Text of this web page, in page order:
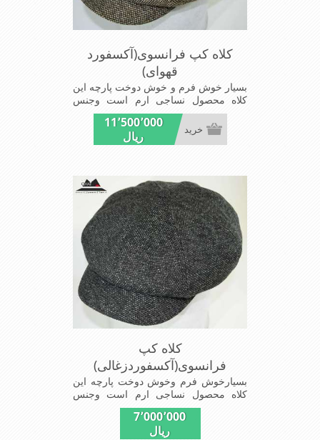
کلاه کپ فرانسوی(آکسفورد
قهوای)
بسیار خوش فرم و خوش دوخت پارچه این
کلاه محصول نساجی ارم است وجنس
پارچه این کلاه ضخامت پالتو رادارامی
باشد شیک و مد روز سبک و راحت
11٬500٬000
ریال
خرید
کلاه کپ
فرانسوی(آکسفوردزغالی)
بسیارخوش فرم وخوش دوخت پارچه این
کلاه محصول نساجی ارم است وجنس
پارچه این کلاه ضخامت پالتو رادارامی
باشدشیک ومدروزسبک و راحت
7٬000٬000
ریال